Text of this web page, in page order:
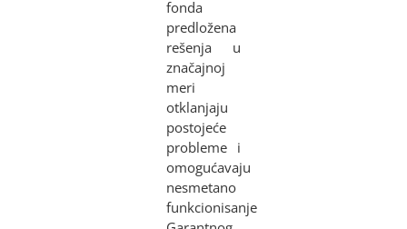
fonda
predložena
rešenja u
značajnoj
meri
otklanjaju
postojeće
probleme i
omogućavaju
nesmetano
funkcionisanje